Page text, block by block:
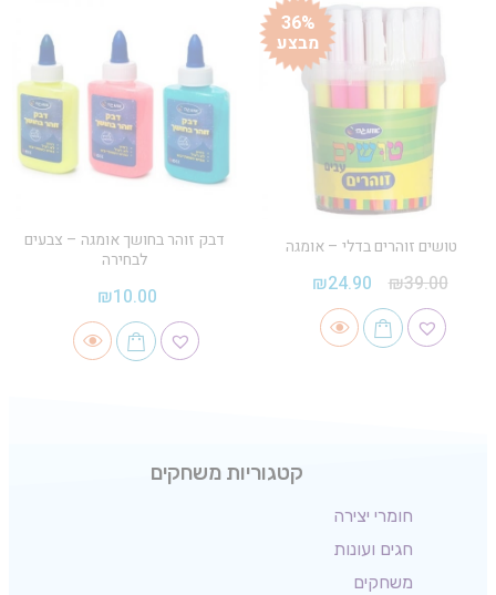
36%
מבצע
טושים זוהרים בדלי – אומגה
₪39.00
₪24.90
דבק זוהר בחושך אומגה – צבעים
לבחירה
₪10.00
קטגוריות משחקים
חומרי יצירה
חגים ועונות
משחקים